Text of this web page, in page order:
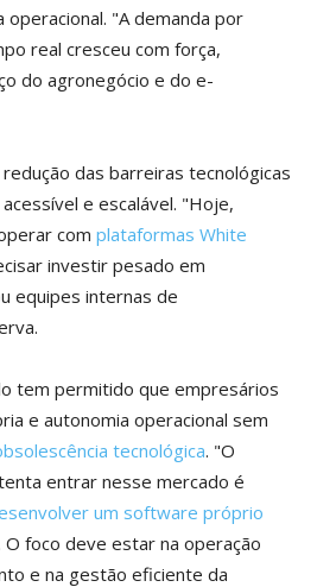
"A demanda por
real cresceu com força,
do agronegócio e do e-
das barreiras tecnológicas
e escalável. "Hoje,
com plataformas White
investir pesado em
equipes internas de
tem permitido que empresários
e autonomia operacional sem
tecnológica. "O
entrar nesse mercado é
um software próprio
O foco deve estar na operação
e na gestão eficiente da